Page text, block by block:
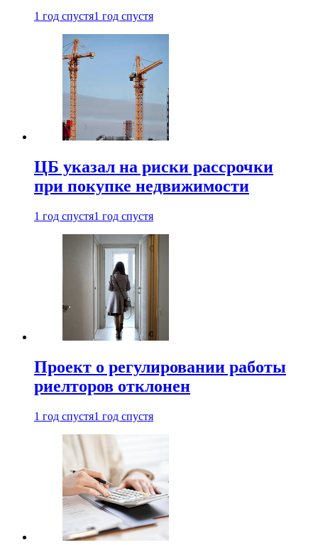
1 год спустя1 год спустя
ЦБ указал на риски рассрочки
при покупке недвижимости
1 год спустя1 год спустя
Проект о регулировании работы
риелторов отклонен
1 год спустя1 год спустя